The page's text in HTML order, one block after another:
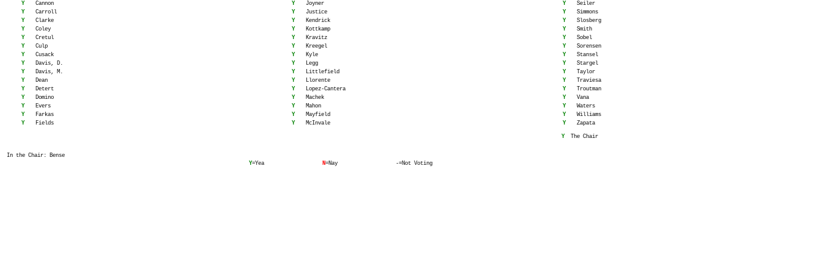
Y
Cannon
Y
Carroll
Y
Clarke
Y
Coley
Y
Cretul
Y
Culp
Y
Cusack
Y
Davis, D.
Y
Davis, M.
Y
Dean
Y
Detert
Y
Domino
Y
Evers
Y
Farkas
Y
Fields
Y
Joyner
Y
Justice
Y
Kendrick
Y
Kottkamp
Y
Kravitz
Y
Kreegel
Y
Kyle
Y
Legg
Y
Littlefield
Y
Llorente
Y
Lopez-Cantera
Y
Machek
Y
Mahon
Y
Mayfield
Y
McInvale
Y
Seiler
Y
Simmons
Y
Slosberg
Y
Smith
Y
Sobel
Y
Sorensen
Y
Stansel
Y
Stargel
Y
Taylor
Y
Traviesa
Y
Troutman
Y
Vana
Y
Waters
Y
Williams
Y
Zapata
Y The Chair
In the Chair: Bense
Y=Yea N=Nay -=Not Voting